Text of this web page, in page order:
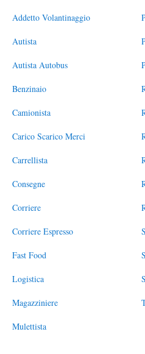
Addetto Volantinaggio
Autista
Autista Autobus
Benzinaio
Camionista
Carico Scarico Merci
Carrellista
Consegne
Corriere
Corriere Espresso
Fast Food
Logistica
Magazziniere
Mulettista